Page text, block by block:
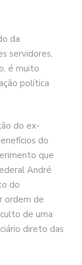
da
servidores,
é muito
política
do ex-
do
que
André
do
ordem de
de uma
direto das